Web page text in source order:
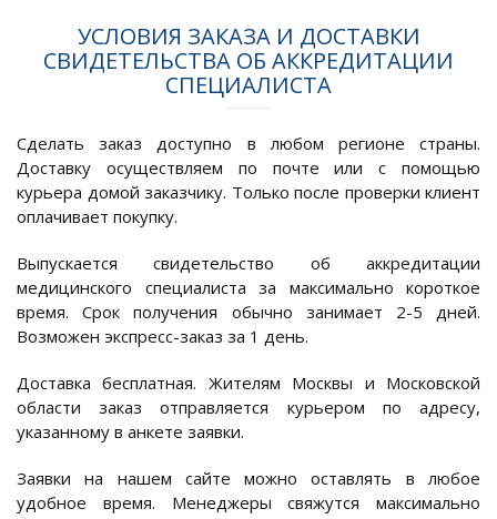
УСЛОВИЯ ЗАКАЗА И ДОСТАВКИ
СВИДЕТЕЛЬСТВА ОБ АККРЕДИТАЦИИ
СПЕЦИАЛИСТА
Сделать заказ доступно в любом регионе страны.
Доставку осуществляем по почте или с помощью
курьера домой заказчику. Только после проверки клиент
оплачивает покупку.
Выпускается свидетельство об аккредитации
медицинского специалиста за максимально короткое
время. Срок получения обычно занимает 2-5 дней.
Возможен экспресс-заказ за 1 день.
Доставка бесплатная. Жителям Москвы и Московской
области заказ отправляется курьером по адресу,
указанному в анкете заявки.
Заявки на нашем сайте можно оставлять в любое
удобное время. Менеджеры свяжутся максимально